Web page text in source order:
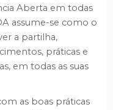
Aberta em todas
assume-se como o
a partilha,
práticas e
em todas as suas
as boas práticas